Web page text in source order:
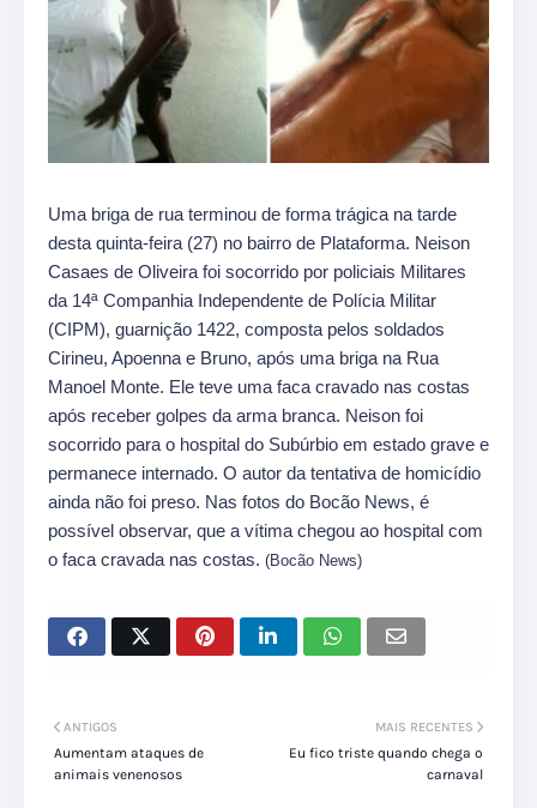
Uma briga de rua terminou de forma trágica na tarde
desta quinta-feira (27) no bairro de Plataforma. Neison
Casaes de Oliveira foi socorrido por policiais Militares
da 14ª Companhia Independente de Polícia Militar
(CIPM), guarnição 1422, composta pelos soldados
Cirineu, Apoenna e Bruno, após uma briga na Rua
Manoel Monte. Ele teve uma faca cravado nas costas
após receber golpes da arma branca. Neison foi
socorrido para o hospital do Subúrbio em estado grave e
permanece internado. O autor da tentativa de homicídio
ainda não foi preso. Nas fotos do Bocão News, é
possível observar, que a vítima chegou ao hospital com
o faca cravada nas costas. (Bocão News)
MAIS RECENTES
Eu fico triste quando chega o
carnaval
ANTIGOS
Aumentam ataques de
animais venenosos